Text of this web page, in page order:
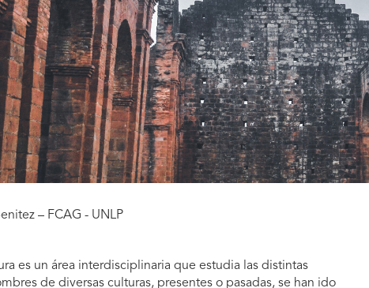
– FCAG - UNLP
es un área interdisciplinaria que estudia las distintas
de diversas culturas, presentes o pasadas, se han ido